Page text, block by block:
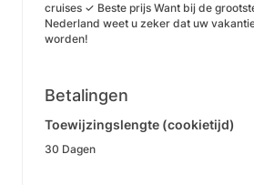
cruises ✓ Beste prijs Want bij de
Nederland weet u zeker dat uw
worden!
Betalingen
Toewijzingslengte (cookietijd)
30 Dagen